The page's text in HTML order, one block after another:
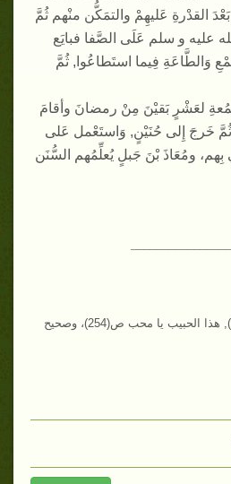
القدْرةِ عَليهِمْ والتمَكُّن منْهم ثُمَّ
عليه و سلم عَلَى الصَّفا فبايَع
وَالطَّاعَةِ فِيما استَطاعُوا , ثُمَّ
لعَشْرٍ بَقيْنَ مِنْ رمضانَ وأقامَ
ثُمَّ خَرجَ إِلى حُنَيْنٍ, وَاستَعْمل عَلى
ومُعَاذَ بْنَ جَبلٍ يُعلِّمُهم السُّنَن
هذا الحبيب يا محب ص(254)
، وصحيح